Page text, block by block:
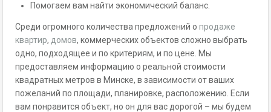
Помогаем вам найти экономический баланс.
Среди огромного количества предложений о продаже
квартир, домов, коммерческих объектов сложно выбрать
одно, подходящее и по критериям, и по цене. Мы
предоставляем информацию о реальной стоимости
квадратных метров в Минске, в зависимости от ваших
пожеланий по площади, планировке, расположению. Если
вам понравится объект, но он для вас дорогой – мы будем